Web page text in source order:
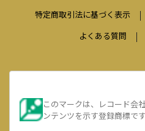
特定商取引法に基づく表示
よくある質問
このマークは、レコード会
ンテンツを示す登録商標で